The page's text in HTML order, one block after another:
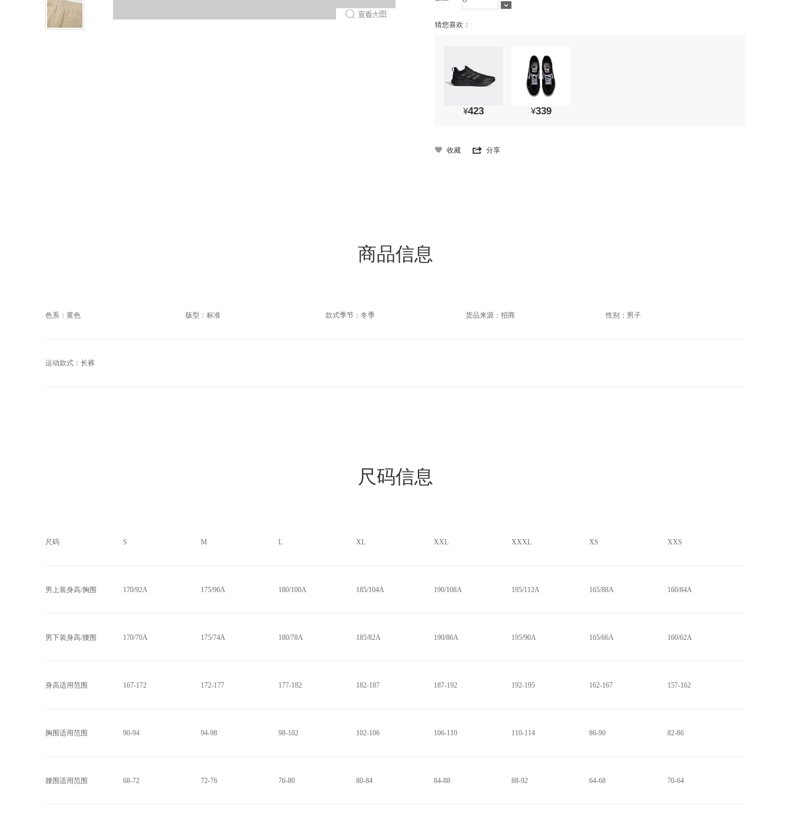
猜您喜欢：
¥423 ¥339
收藏 分享
商品信息
色系：黄色 版型：标准 款式季节：冬季 货品来源：招商 性别：男子
运动款式：长裤
尺码信息
尺码 S M L XL XXL XXXL XS XXS
男上装身高/胸围 170/92A 175/96A 180/100A 185/104A 190/108A 195/112A 165/88A 160/84A
男下装身高/腰围 170/70A 175/74A 180/78A 185/82A 190/86A 195/90A 165/66A 160/62A
身高适用范围 167-172 172-177 177-182 182-187 187-192 192-195 162-167 157-162
胸围适用范围 90-94 94-98 98-102 102-106 106-110 110-114 86-90 82-86
腰围适用范围 68-72 72-76 76-80 80-84 84-88 88-92 64-68 70-64